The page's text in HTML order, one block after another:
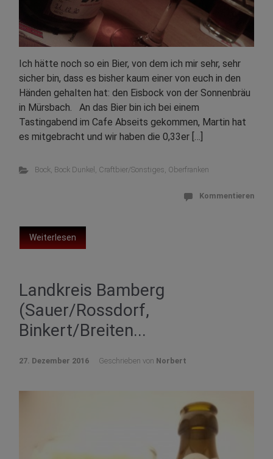
Ich hätte noch so ein Bier, von dem ich mir sehr, sehr
sicher bin, dass es bisher kaum einer von euch in den
Händen gehalten hat: den Eisbock von der Sonnenbräu
in Mürsbach. An das Bier bin ich bei einem
Tastingabend im Cafe Abseits gekommen, Martin hat
es mitgebracht und wir haben die 0,33er […]
Bock, Bock Dunkel , Craftbier/Sonstiges, Oberfranken
Kommentieren
Weiterlesen
Landkreis Bamberg
(Sauer/Rossdorf,
Binkert/Breiten...
27. Dezember 2016 Geschrieben von Norbert